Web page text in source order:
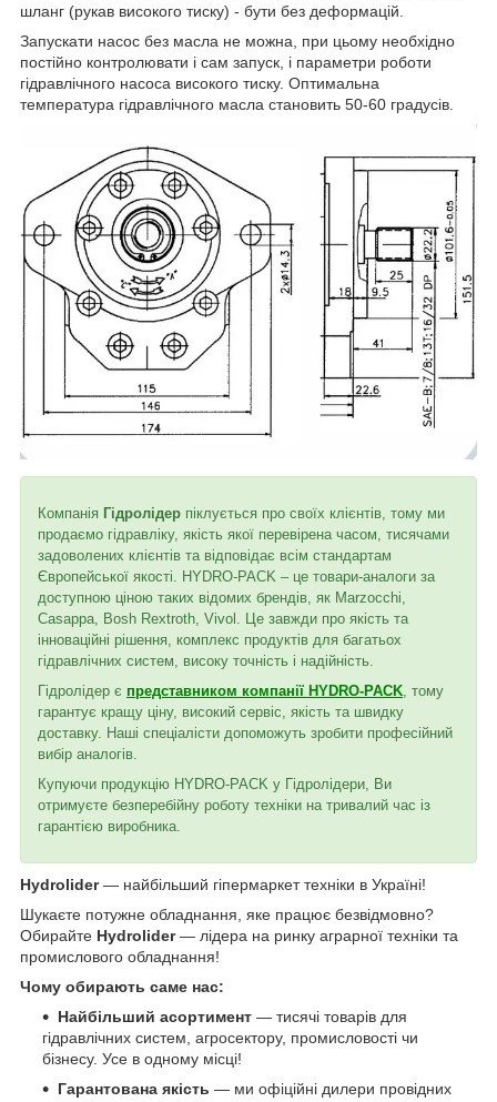
шланг (рукав високого тиску) - бути без деформацій.
Запускати насос без масла не можна, при цьому необхідно
постійно контролювати і сам запуск, і параметри роботи
гідравлічного насоса високого тиску. Оптимальна
температура гідравлічного масла становить 50-60 градусів.
Компанія Гідролідер піклується про своїх клієнтів, тому ми
продаємо гідравліку, якість якої перевірена часом, тисячами
задоволених клієнтів та відповідає всім стандартам
Європейської якості. HYDRO-PACK – це товари-аналоги за
доступною ціною таких відомих брендів, як Marzocchi,
Casappa, Bosh Rextroth, Vivol. Це завжди про якість та
інноваційні рішення, комплекс продуктів для багатьох
гідравлічних систем, високу точність і надійність.
Гідролідер є представником компанії HYDRO-PACK, тому
гарантує кращу ціну, високий сервіс, якість та швидку
доставку. Наші спеціалісти допоможуть зробити професійний
вибір аналогів.
Купуючи продукцію HYDRO-PACK у Гідролідери, Ви
отримуєте безперебійну роботу техніки на тривалий час із
гарантією виробника.
Hydrolider— найбільший гіпермаркет техніки в Україні!
Шукаєте потужне обладнання, яке працює безвідмовно?
Обирайте Hydrolider— лідера на ринку аграрної техніки та
промислового обладнання!
Чому обирають саме нас:
Найбільший асортимент — тисячі товарів для
гідравлічних систем, агросектору, промисловості чи
бізнесу. Усе в одному місці!
Гарантована якість — ми офіційні дилери провідних